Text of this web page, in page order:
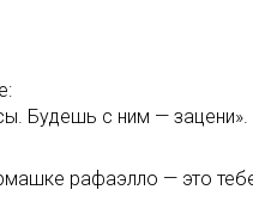
Будешь с ним — зацени».
рафаэлло — это